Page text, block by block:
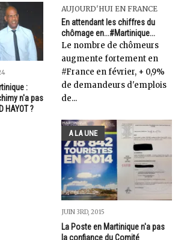
:
n'a pas
HAYOT ?
AUJOURD'HUI EN FRANCE
En attendant les chiffres du
chômage en...#Martinique...
Le nombre de chômeurs
augmente fortement en
#France en février, + 0,9%
de demandeurs d'emplois
de...
A LA UNE
JUIN 3RD, 2015
La Poste en Martinique n'a pas
la confiance du Comité